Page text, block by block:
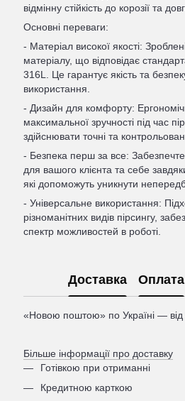
відмінну стійкість до корозії та
Основні переваги:
- Матеріал високої якості:
матеріалу, що відповідає
316L. Це гарантує якість та
використання.
- Дизайн для комфорту:
максимальної зручності під час
здійснювати точні та
- Безпека перш за все:
для вашого клієнта та себе
які допоможуть уникнути
- Універсальне використання:
різноманітних видів пірсингу,
спектр можливостей в роботі.
Доставка Оплата
«Новою поштою» по Україні — від
Більше інформації про доставку
Готівкою при отриманні
Кредитною карткою